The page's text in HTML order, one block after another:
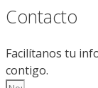
Contacto
Facilítanos tu
contigo.